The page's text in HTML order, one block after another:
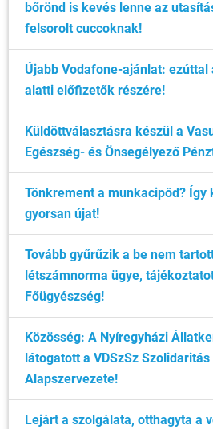
bőrönd is kevés lenne az
felsorolt cuccoknak!
Újabb Vodafone-ajánlat: ezúttal
alatti előfizetők részére!
Küldöttválasztásra készül a
Egészség- és Önsegélyező
Tönkrement a munkacipőd? Így
gyorsan újat!
Tovább gyűrűzik a be nem
létszámnorma ügye,
Főügyészség!
Közösség: A Nyíregyházi
látogatott a VDSzSz
Alapszervezete!
Lejárt a szolgálata, otthagyta a